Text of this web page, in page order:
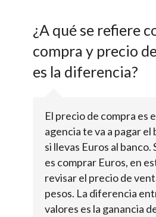
¿A qué se refiere
compra y precio
es la diferencia?
El precio de compra es
agencia te va a pagar
si llevas Euros al banco.
es comprar Euros, en
revisar el precio de
pesos. La diferencia
valores es la ganancia